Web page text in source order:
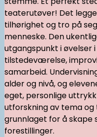
teaterutøver! Det
tilhørighet og tro på
menneske. Den
utgangspunkt i øvelser
tilstedeværelse,
samarbeid.
alder og nivå, og
eget, personlige
utforskning av tema
grunnlaget for å skape
forestillinger.